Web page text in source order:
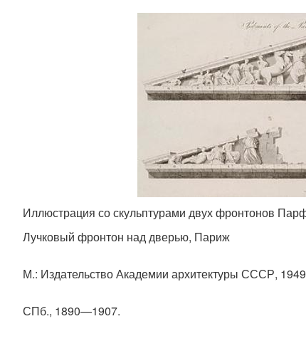
Иллюстрация со скульптурами двух фронтонов
Лучковый фронтон над дверью, Париж
М.: Издательство Академии архитектуры СССР,
СПб., 1890—1907.